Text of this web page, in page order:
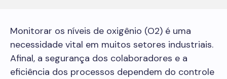
Monitorar os níveis de oxigênio (O2) é uma
necessidade vital em muitos setores industriais.
Afinal, a segurança dos colaboradores e a
eficiência dos processos dependem do controle